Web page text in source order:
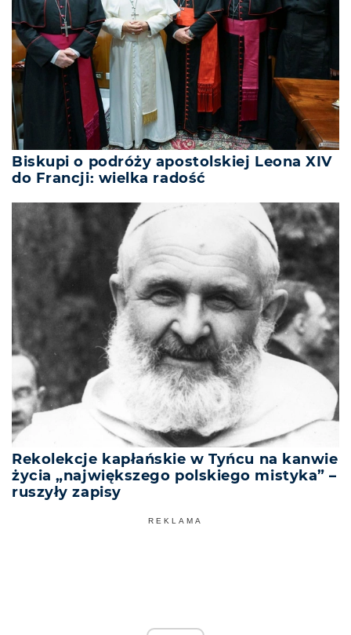
Biskupi o podróży apostolskiej Leona XIV
do Francji: wielka radość
Rekolekcje kapłańskie w Tyńcu na kanwie
życia „największego polskiego mistyka” –
ruszyły zapisy
REKLAMA